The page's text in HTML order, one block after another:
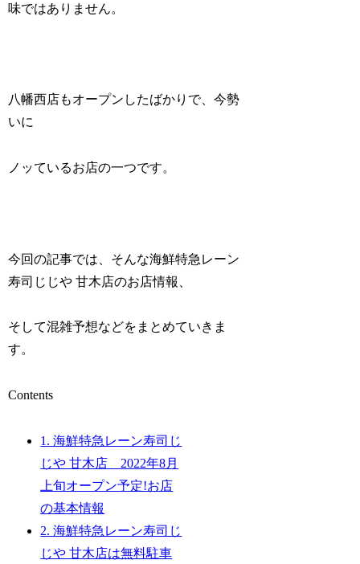
味ではありません。
八幡西店もオープンしたばかりで、今勢
いに
ノッているお店の一つです。
今回の記事では、そんな海鮮特急レーン
寿司じじや 甘木店のお店情報、
そして混雑予想などをまとめていきま
す。
Contents
1. 海鮮特急レーン寿司じ
じや 甘木店 2022年8月
上旬オープン予定!お店
の基本情報
2. 海鮮特急レーン寿司じ
じや 甘木店は無料駐車